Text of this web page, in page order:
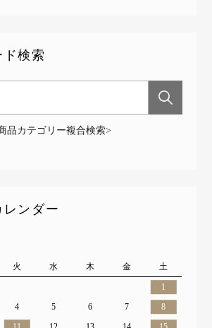
ド検索
品カテゴリー複合検索>
レンダー
火 水 木 金 土
1
4 5 6 7
8